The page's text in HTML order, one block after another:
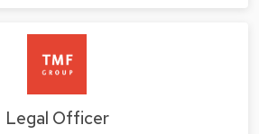
Legal Officer